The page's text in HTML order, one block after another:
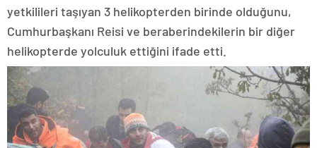
yetkilileri taşıyan 3 helikopterden birinde olduğunu,
Cumhurbaşkanı Reisi ve beraberindekilerin bir diğer
helikopterde yolculuk ettiğini ifade etti.